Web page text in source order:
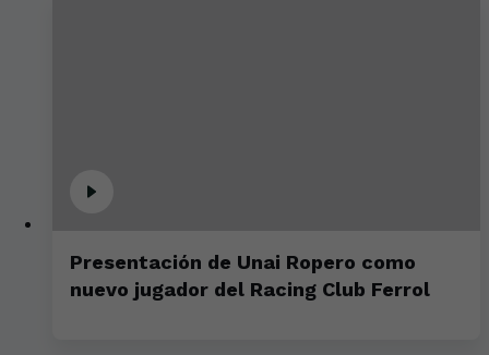
Presentación de Unai Ropero como
nuevo jugador del Racing Club Ferrol